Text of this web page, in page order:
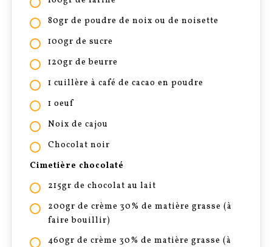
80gr de poudre de noix ou de noisette
100gr de sucre
120gr de beurre
1 cuillère à café de cacao en poudre
1 oeuf
Noix de cajou
Chocolat noir
Cimetière chocolaté
215gr de chocolat au lait
200gr de crème 30% de matière grasse (à
faire bouillir)
460gr de crème 30% de matière grasse (à